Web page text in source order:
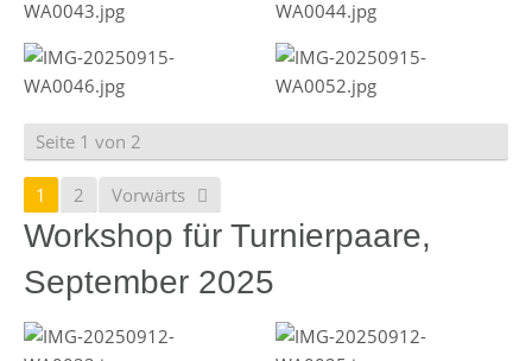
Seite 1 von 2
1 2 Vorwärts
Workshop für Turnierpaare,
September 2025